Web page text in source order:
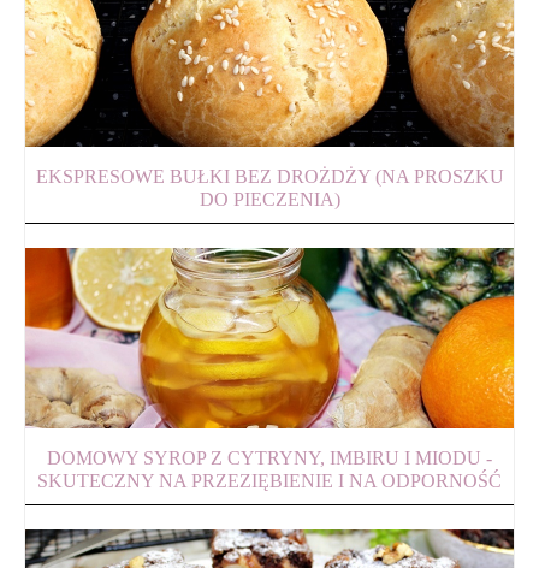
EKSPRESOWE BUŁKI BEZ DROŻDŻY (NA PROSZKU
DO PIECZENIA)
DOMOWY SYROP Z CYTRYNY, IMBIRU I MIODU -
SKUTECZNY NA PRZEZIĘBIENIE I NA ODPORNOŚĆ